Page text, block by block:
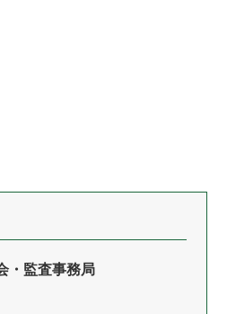
・監査事務局